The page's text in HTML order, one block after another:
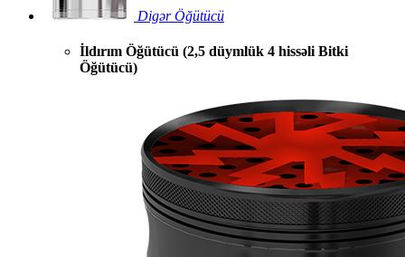
Digər Öğütücü
İldırım Öğütücü (2,5 düymlük 4 hissəli Bitki
Öğütücü)